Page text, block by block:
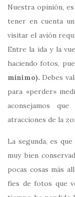
Nuestra opinión,
tener en cuenta
visitar el avión
Entre la ida y la
haciendo fotos,
mínimo). Debes
para «perder»
aconsejamos
atracciones de la
La segunda, es que
muy bien
pocas cosas más
fíes de fotos que